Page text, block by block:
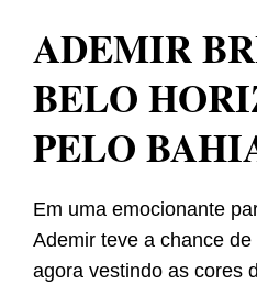
ADEMIR
BELO
PELO
Em uma emocionante
Ademir teve a chance
agora vestindo as cores